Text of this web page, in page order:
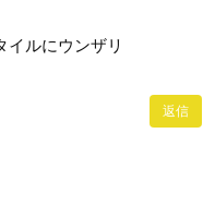
イルにウンザリ
返信